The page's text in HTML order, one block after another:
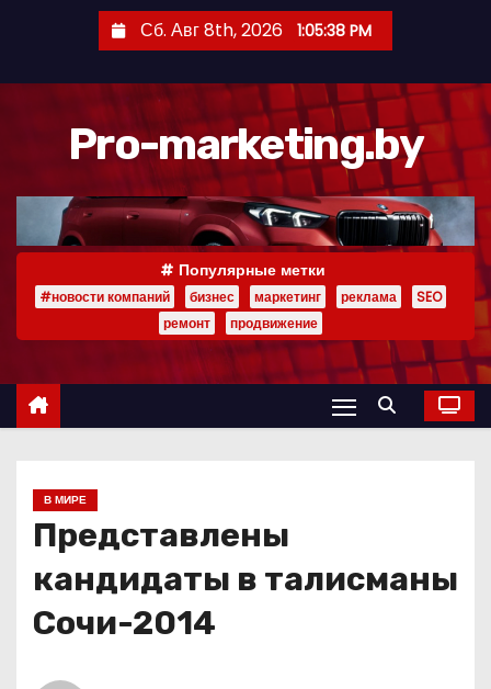
р
Сб. Авг 8th, 2026 1:05:39 PM
Pro-marketing.by
Популярные метки
#новости компаний бизнес маркетинг реклама
SEO
ремонт
продвижение
В МИРЕ
Представлены
кандидаты в талисманы
Сочи-2014